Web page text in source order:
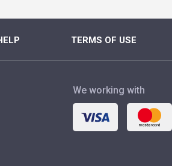
TERMS OF USE
We working with